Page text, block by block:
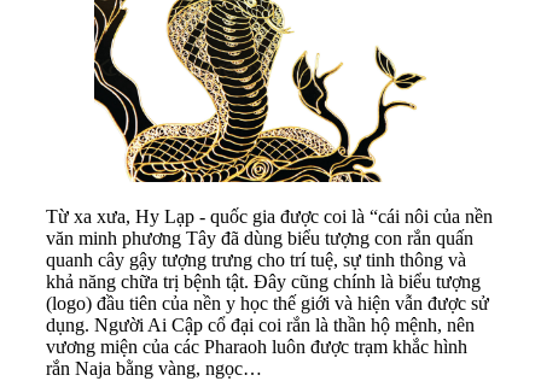
Từ xa xưa, Hy Lạp - quốc gia được coi là “cái nôi của nền
văn minh phương Tây đã dùng biểu tượng con rắn quấn
quanh cây gậy tượng trưng cho trí tuệ, sự tinh thông và
khả năng chữa trị bệnh tật. Đây cũng chính là biểu tượng
(logo) đầu tiên của nền y học thế giới và hiện vẫn được sử
dụng. Người Ai Cập cổ đại coi rắn là thần hộ mệnh, nên
vương miện của các Pharaoh luôn được trạm khắc hình
rắn Naja bằng vàng, ngọc…